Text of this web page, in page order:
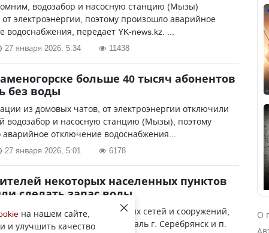
водозабор и насосную станцию (Мызы)
электроэнергии, поэтому произошло аварийное
водоснабжения, передает YK-news.kz. ...
27 января 2026, 5:34 11438
больше 40 тысяч абонентов
без воды
из домовых чатов, от электроэнергии отключили
водозабор и насосную станцию (Мызы), поэтому
отключение водоснабжения...
27 января 2026, 5:01 6178
некоторых населенных пунктов
сделать запас воды
с дезинфекцией водопроводных сетей и сооружений,
news.kz. "КГП «Тепловодцентраль г. Серебрянск и п.
О
на нашем сайте,
и улучшить качество